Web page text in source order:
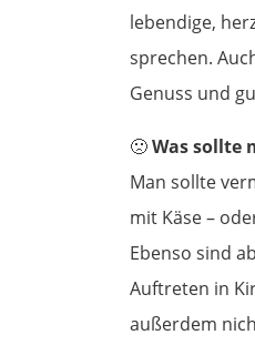
lebendige,
sprechen.
Genuss und
🙁Was sollte
Man sollte
mit Käse –
Ebenso sind
Auftreten in
außerdem